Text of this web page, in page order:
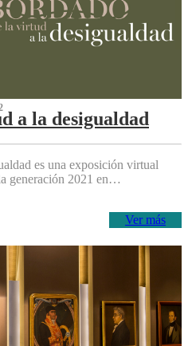
a la desigualdad
es una exposición virtual
generación 2021 en…
Ver más